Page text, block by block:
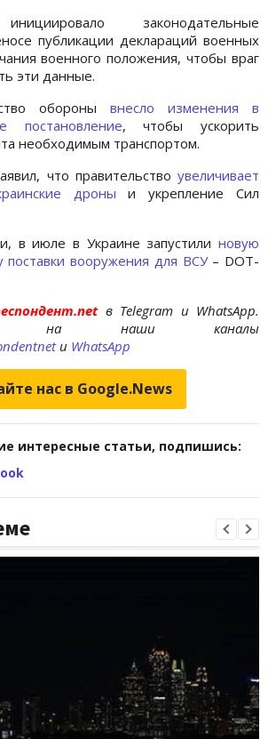
инициировало законодательные
публикации деклараций военных
военного положения, чтобы враг
эти данные.
обороны внесло изменения в
постановление, чтобы ускорить
необходимым транспортом.
что правительство увеличивает
дроны и укрепление Сил
в июле в Украине запустили новую
вооружения для ВСУ– DOT-
в Telegram и WhatsApp.
на наши каналы
и WhatsApp
нас в Google.News
интересные статьи, подпишись: